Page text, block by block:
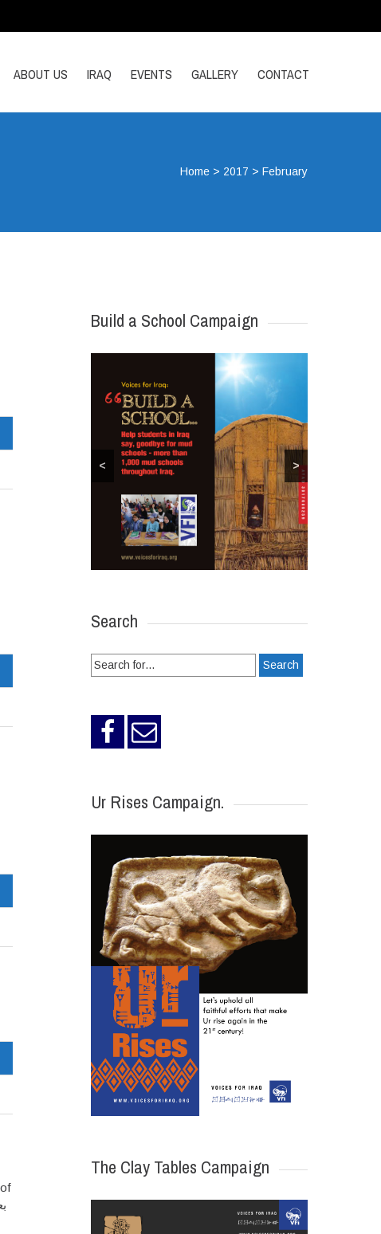
ABOUT US IRAQ EVENTS GALLERY CONTACT
Home > 2017 >February
Build a School Campaign
< >
Search
Search
for:
Ur Rises Campaign.
The Clay Tables Campaign